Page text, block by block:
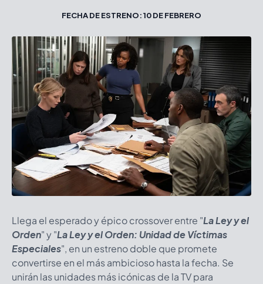
FECHA DE ESTRENO: 10 DE FEBRERO
Llega el esperado y épico crossover entre "La Ley y el
Orden"y"La Ley y el Orden: Unidad de Víctimas
Especiales", en un estreno doble que promete
convertirse en el más ambicioso hasta la fecha. Se
unirán las unidades más icónicas de la TV para